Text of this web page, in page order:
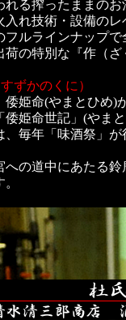
れる搾ったままの
入れ技術・設備の
ルラインナップ
の特別な『作（
ずかのくに）
姫命(やまとひめ)
姫命世記」(やま
、毎年「味酒祭」
への道中にあたる